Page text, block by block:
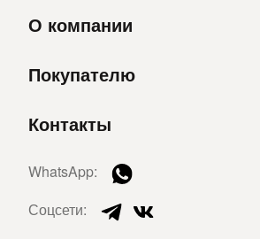
О компании
Покупателю
Контакты
WhatsApp:
Соцсети: